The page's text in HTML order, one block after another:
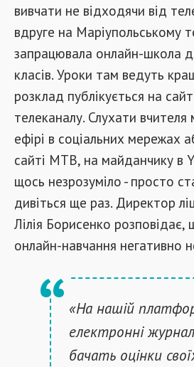
вивчати не відходячи від
вдруге на Маріупольському
запрацювала онлайн-школа
класів. Уроки там ведуть
розклад публікується на
телеканалу. Слухати
ефірі в соціальних мережах
сайті МТВ, на майданчику в
щось незрозуміло - просто
дивіться ще раз. Директор
Лілія Борисенко розповідає,
онлайн-навчання негативно
«На нашій
електронні
бачать оцінки